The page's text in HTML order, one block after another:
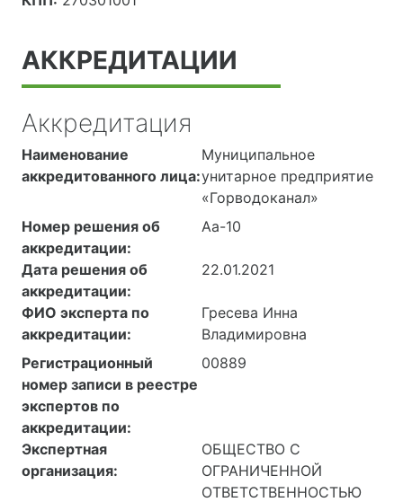
АККРЕДИТАЦИИ
Аккредитация
Наименование
аккредитованного лица:
Муниципальное
унитарное предприятие
«Горводоканал»
Номер решения об
аккредитации:
Аа-10
Дата решения об
аккредитации:
22.01.2021
ФИО эксперта по
аккредитации:
Гресева Инна
Владимировна
Регистрационный
номер записи в реестре
экспертов по
аккредитации:
00889
Экспертная
организация:
ОБЩЕСТВО С
ОГРАНИЧЕННОЙ
ОТВЕТСТВЕННОСТЬЮ